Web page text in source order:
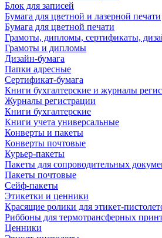
Блок для записей
Бумага для цветной и лазерной печати
Бумага для цветной печати
Грамоты, дипломы, сертификаты,
Грамоты и дипломы
Дизайн-бумага
Папки адресные
Сертификат-бумага
Книги бухгалтерские и журналы
Журналы регистрации
Книги бухгалтерские
Книги учета универсальные
Конверты и пакеты
Конверты почтовые
Курьер-пакеты
Пакеты для сопроводительных
Пакеты почтовые
Сейф-пакеты
Этикетки и ценники
Красящие ролики для этикет-
Риббоны для термотрансферных
Ценники